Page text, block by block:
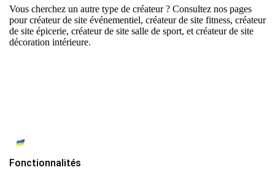
Vous cherchez un autre type de créateur ? Consultez nos pages
pourcréateur de site événementiel, créateur de site fitness, créateur
de site épicerie, créateur de site salle de sport, et créateur de site
décoration intérieure.
Fonctionnalités